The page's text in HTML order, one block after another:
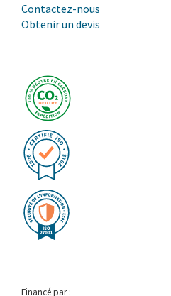
Contactez-nous
Obtenir un devis
Financé par :